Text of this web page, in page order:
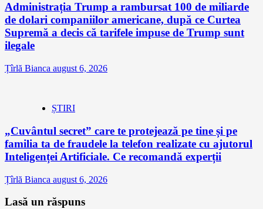
Administrația Trump a rambursat 100 de miliarde
de dolari companiilor americane, după ce Curtea
Supremă a decis că tarifele impuse de Trump sunt
ilegale
Țîrlă Bianca august 6, 2026
ȘTIRI
„Cuvântul secret” care te protejează pe tine și pe
familia ta de fraudele la telefon realizate cu ajutorul
Inteligenței Artificiale. Ce recomandă experții
Țîrlă Bianca august 6, 2026
Lasă un răspuns